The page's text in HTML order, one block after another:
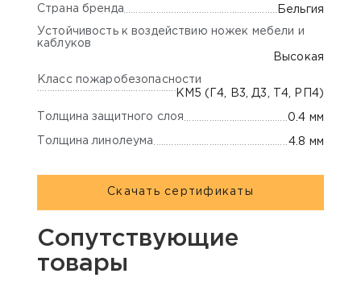
Страна бренда Бельгия
Устойчивость к воздействию ножек мебели и
каблуков
Высокая
Класс пожаробезопасности
КМ5 (Г4, В3, Д3, Т4, РП4)
Толщина защитного слоя 0.4 мм
Толщина линолеума 4.8 мм
Скачать сертификаты
Сопутствующие
товары